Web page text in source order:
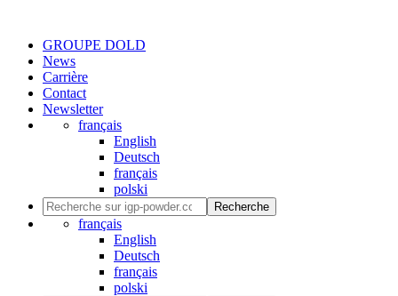
GROUPE DOLD
News
Carrière
Contact
Newsletter
français
English
Deutsch
français
polski
Recherche
français
English
Deutsch
français
polski